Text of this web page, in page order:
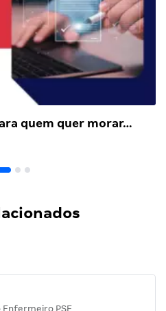
quem quer morar…
Enfermeiro PSF